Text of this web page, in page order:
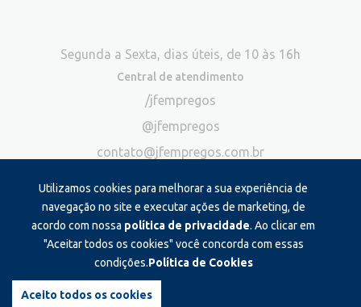
Utilizamos cookies para melhorar a sua experiência de
navegação no site e executar ações de marketing, de
acordo com nossa política de privacidade. Ao clicar em
"Aceitar todos os cookies" você concorda com essas
condições.Política de Cookies
Aceito todos os cookies
Segunda a Sexta, dias úteis, de 10 às 16h
Central de atendimento
/jfempregos
@jfempregos
contato@jfempregos.com.br
Publicidade
*Exclusivo para atendimento via chat. Não atendemos ligações neste
canal
Produzido e administrado por: